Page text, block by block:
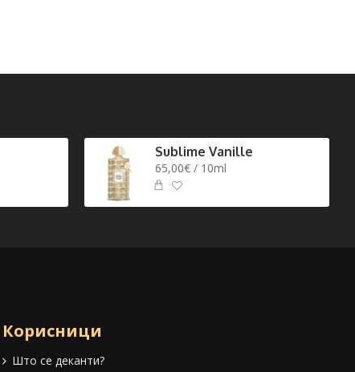
Sublime Vanille
65,00€ / 10ml
Корисници
Што се деканти?